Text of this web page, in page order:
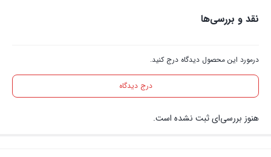
نقد و بررسی‌ها
درمورد این محصول دیدگاه درج کنید.
درج دیدگاه
هنوز بررسی‌ای ثبت نشده است.